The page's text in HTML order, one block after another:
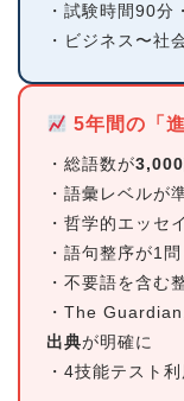
・試験時間90分
・ビジネス〜社
5年間の「
・総語数が
・語彙レベルが
・哲学的エッセ
・語句整序が1
・不要語を含む
・The
出典が明確に
・4技能テスト